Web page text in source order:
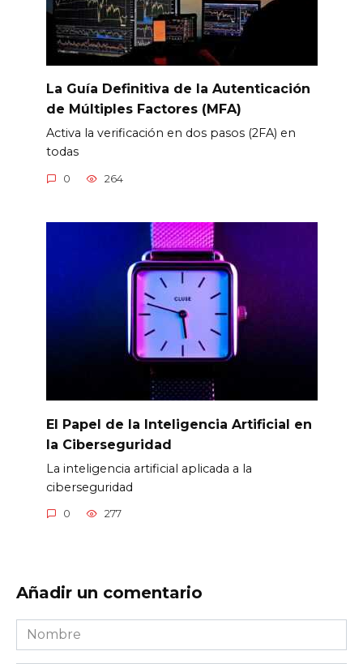
La Guía Definitiva de la Autenticación
de Múltiples Factores (MFA)
Activa la verificación en dos pasos (2FA) en
todas
0 264
El Papel de la Inteligencia Artificial en
la Ciberseguridad
La inteligencia artificial aplicada a la
ciberseguridad
0 277
Añadir un comentario
Nombre
*